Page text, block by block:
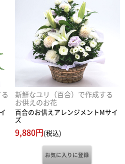
新鮮なユリ（百合）で作成する
お供えのお花
百合のお供えアレンジメントMサイ
ズ
9,880円(税込)